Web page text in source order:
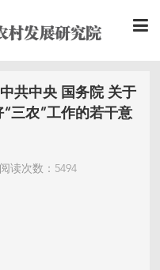
共中央 国务院 关于
三农”工作的若干意
阅读次数：5494